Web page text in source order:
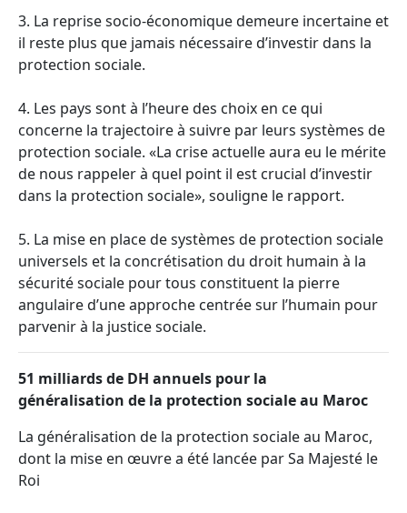
3. La reprise socio-économique demeure incertaine et
il reste plus que jamais nécessaire d’investir dans la
protection sociale.
4. Les pays sont à l’heure des choix en ce qui
concerne la trajectoire à suivre par leurs systèmes de
protection sociale. «La crise actuelle aura eu le mérite
de nous rappeler à quel point il est crucial d’investir
dans la protection sociale», souligne le rapport.
5. La mise en place de systèmes de protection sociale
universels et la concrétisation du droit humain à la
sécurité sociale pour tous constituent la pierre
angulaire d’une approche centrée sur l’humain pour
parvenir à la justice sociale.
51 milliards de DH annuels pour la
généralisation de la protection sociale au Maroc
La généralisation de la protection sociale au Maroc,
dont la mise en œuvre a été lancée par Sa Majesté le
Roi